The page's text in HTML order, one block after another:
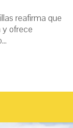
reafirma que
y ofrece